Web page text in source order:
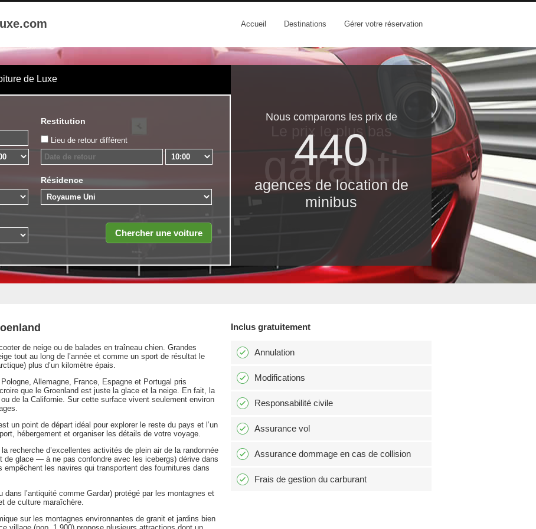
Accueil Destinations Gérer votre réservation
de Luxe
Restitution
Lieu de retour différent
Résidence
Nous comparons les prix de
440
agences de location de
minibus
Le prix le​ plus bas
garanti
de neige ou de balades en traîneau chien. Grandes
tout au long de l’année et comme un sport de résultat le
plus d’un kilomètre épais.
Allemagne, France, Espagne et Portugal pris
que le Groenland est juste la glace et la neige. En fait, la
de la Californie. Sur cette surface vivent seulement environ
un point de départ idéal pour explorer le reste du pays et l’un
hébergement et organiser les détails de votre voyage.
recherche d’excellentes activités de plein air de la randonnée
de glace — à ne pas confondre avec les icebergs) dérive dans
les navires qui transportent des fournitures dans
l’antiquité comme Gardar) protégé par les montagnes et
de culture maraîchère.
sur les montagnes environnantes de granit et jardins bien
Inclus gratuitement
Annulation
Modifications
Responsabilité civile
Assurance vol
Assurance dommage en cas de collision
Frais de gestion du carburant